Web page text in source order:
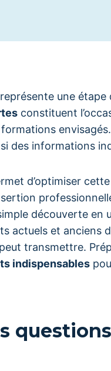
une étape
constituent
des informations
d’optimiser
découverte en
actuels et anciens
transmettre.
indispensables